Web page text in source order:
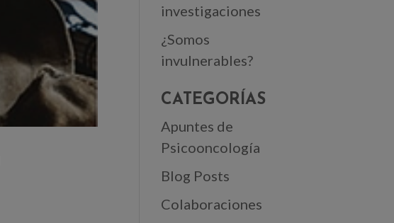
investigaciones
¿Somos
invulnerables?
CATEGORÍAS
Apuntes de
Psicooncología
Blog Posts
Colaboraciones